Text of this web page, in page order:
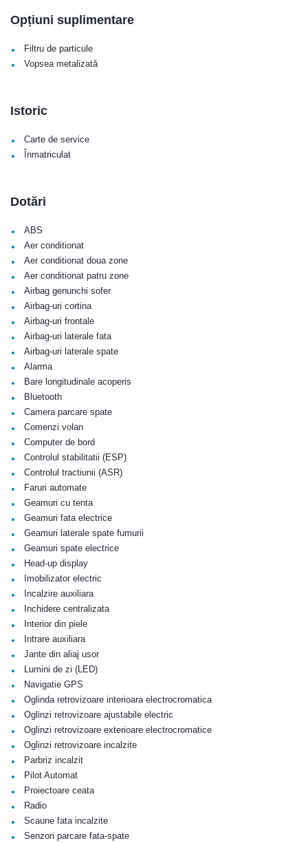
Opțiuni suplimentare
• Filtru de particule
• Vopsea metalizată
Istoric
• Carte de service
• Înmatriculat
Dotări
• ABS
• Aer conditionat
• Aer conditionat doua zone
• Aer conditionat patru zone
• Airbag genunchi sofer
• Airbag-uri cortina
• Airbag-uri frontale
• Airbag-uri laterale fata
• Airbag-uri laterale spate
• Alarma
• Bare longitudinale acoperis
• Bluetooth
• Camera parcare spate
• Comenzi volan
• Computer de bord
• Controlul stabilitatii (ESP)
• Controlul tractiunii (ASR)
• Faruri automate
• Geamuri cu tenta
• Geamuri fata electrice
• Geamuri laterale spate fumurii
• Geamuri spate electrice
• Head-up display
• Imobilizator electric
• Incalzire auxiliara
• Inchidere centralizata
• Interior din piele
• Intrare auxiliara
• Jante din aliaj usor
• Lumini de zi (LED)
• Navigatie GPS
• Oglinda retrovizoare interioara electrocromatica
• Oglinzi retrovizoare ajustabile electric
• Oglinzi retrovizoare exterioare electrocromatice
• Oglinzi retrovizoare incalzite
• Parbriz incalzit
• Pilot Automat
• Proiectoare ceata
• Radio
• Scaune fata incalzite
• Senzori parcare fata-spate